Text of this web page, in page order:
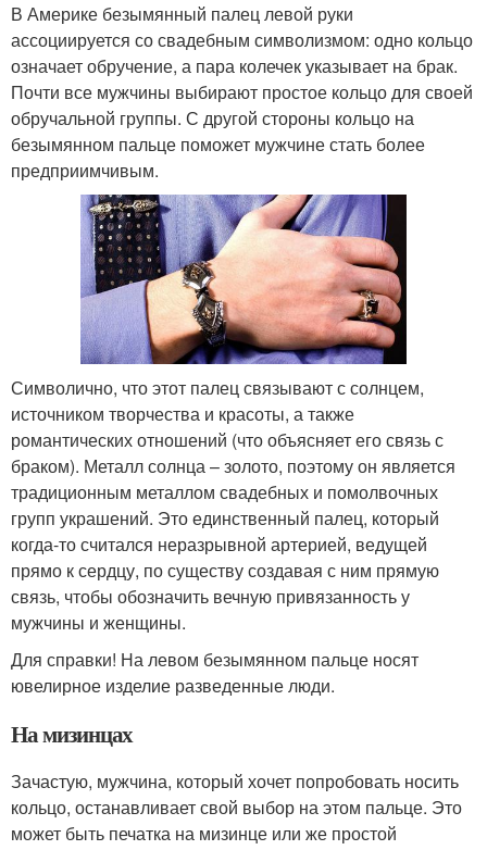
В Америке безымянный палец левой руки
ассоциируется со свадебным символизмом: одно кольцо
означает обручение, а пара колечек указывает на брак.
Почти все мужчины выбирают простое кольцо для своей
обручальной группы. С другой стороны кольцо на
безымянном пальце поможет мужчине стать более
предприимчивым.
Символично, что этот палец связывают с солнцем,
источником творчества и красоты, а также
романтических отношений (что объясняет его связь с
браком). Металл солнца – золото, поэтому он является
традиционным металлом свадебных и помолвочных
групп украшений. Это единственный палец, который
когда-то считался неразрывной артерией, ведущей
прямо к сердцу, по существу создавая с ним прямую
связь, чтобы обозначить вечную привязанность у
мужчины и женщины.
Для справки! На левом безымянном пальце носят
ювелирное изделие разведенные люди.
На мизинцах
Зачастую, мужчина, который хочет попробовать носить
кольцо, останавливает свой выбор на этом пальце. Это
может быть печатка на мизинце или же простой